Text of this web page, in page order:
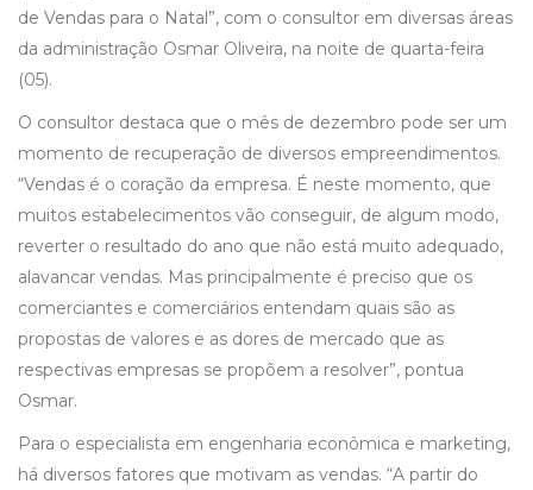
de Vendas para o Natal”, com o consultor em diversas áreas
da administração Osmar Oliveira, na noite de quarta-feira
(05).
O consultor destaca que o mês de dezembro pode ser um
momento de recuperação de diversos empreendimentos.
“Vendas é o coração da empresa. É neste momento, que
muitos estabelecimentos vão conseguir, de algum modo,
reverter o resultado do ano que não está muito adequado,
alavancar vendas. Mas principalmente é preciso que os
comerciantes e comerciários entendam quais são as
propostas de valores e as dores de mercado que as
respectivas empresas se propõem a resolver”, pontua
Osmar.
Para o especialista em engenharia econômica e marketing,
há diversos fatores que motivam as vendas. “A partir do